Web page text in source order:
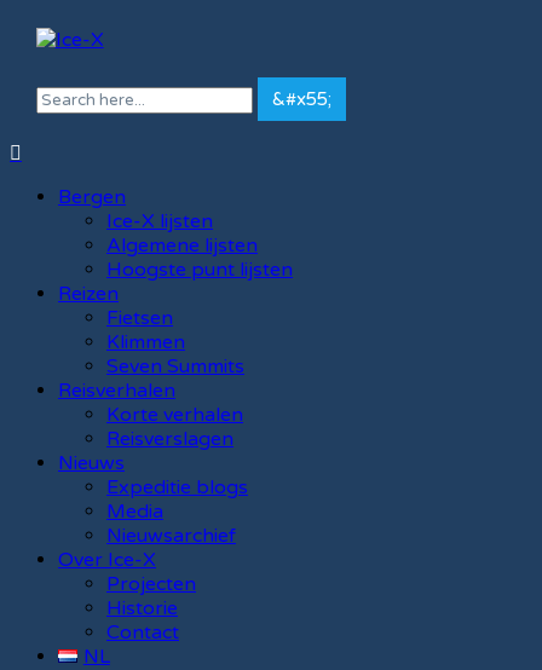
Bergen
Ice-X lijsten
Algemene lijsten
Hoogste punt lijsten
Reizen
Fietsen
Klimmen
Seven Summits
Reisverhalen
Korte verhalen
Reisverslagen
Nieuws
Expeditie blogs
Media
Nieuwsarchief
Over Ice-X
Projecten
Historie
Contact
NL